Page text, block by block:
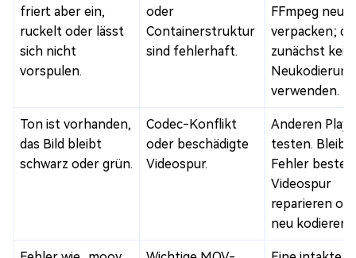
friert aber ein,
ruckelt oder lässt
sich nicht
vorspulen.
oder
Containerstruktur
sind fehlerhaft.
FFmpeg neu
verpacken;
zunächst
Neukodierung
verwenden.
Ton ist vorhanden,
das Bild bleibt
schwarz oder grün.
Codec-Konflikt
oder beschädigte
Videospur.
Anderen
testen. Bleibt
Fehler
Videospur
reparieren
neu kodieren.